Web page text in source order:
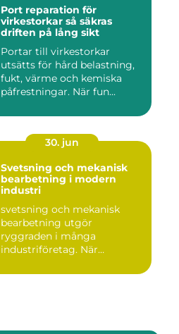
Port reparation för
virkestorkar så säkras
driften på lång sikt
Portar till virkestorkar
utsätts för hård belastning,
fukt, värme och kemiska
påfrestningar. När fun...
30. jun
Svetsning och mekanisk
bearbetning i modern
industri
svetsning och mekanisk
bearbetning utgör
ryggraden i många
industriföretag. När